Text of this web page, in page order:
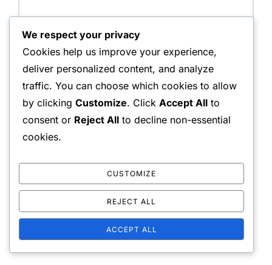
Email Address:
Website:
Save my name, email, and website in this browser for
the next time I comment.
We respect your privacy
Cookies help us improve your experience,
deliver personalized content, and analyze
traffic. You can choose which cookies to allow
by clicking Customize. Click Accept All to
consent or Reject All to decline non-essential
cookies.
CUSTOMIZE
REJECT ALL
ACCEPT ALL